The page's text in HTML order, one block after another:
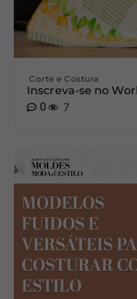
Corte e Costura
Inscreva-se no
0
7